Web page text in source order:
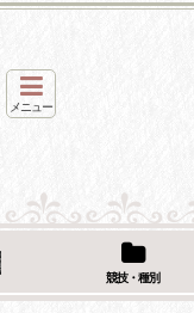
メニュー
競技・種別